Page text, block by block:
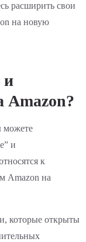
расширить свои
на новую
и
Amazon?
можете
и
к
Amazon на
которые открыты